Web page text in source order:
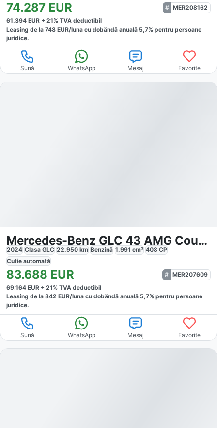
74.287 EUR
MER208162
61.394 EUR + 21% TVA deductibil
Leasing de la 748 EUR/luna cu dobăndă anuală 5,7% pentru persoane
juridice.
Sună WhatsApp Mesaj Favorite
Mercedes-Benz GLC 43 AMG Coupe 4M
2024 Clasa GLC 22.950 km Benzină 1.991 cm³ 408 CP
Cutie automată
83.688 EUR
MER207609
69.164 EUR + 21% TVA deductibil
Leasing de la 842 EUR/luna cu dobăndă anuală 5,7% pentru persoane
juridice.
Sună WhatsApp Mesaj Favorite